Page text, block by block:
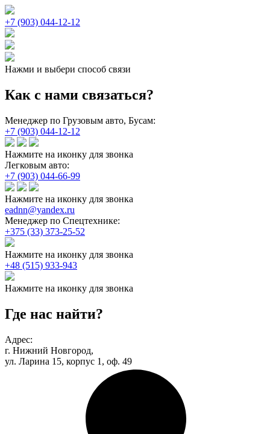
+7 (903) 044-12-12
Нажми и выбери способ связи
Как с нами связаться?
Менеджер по Грузовым авто, Бусам:
+7 (903) 044-12-12
Нажмите на иконку для звонка
Легковым авто:
+7 (903) 044-66-99
Нажмите на иконку для звонка
eadnn@yandex.ru
Менеджер по Спецтехнике:
+375 (33) 373-25-52
Нажмите на иконку для звонка
+48 (515) 933-943
Нажмите на иконку для звонка
Где нас найти?
Адрес:
г. Нижний Новгород,
ул. Ларина 15, корпус 1, оф. 49